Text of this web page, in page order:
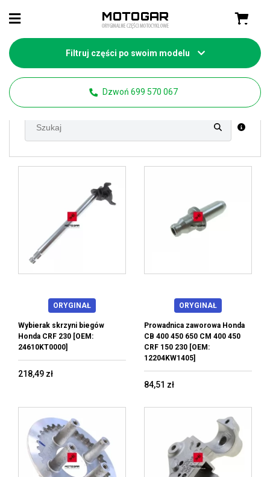
Filtruj części po swoim modelu
Dzwoń 699 570 067
Strona główna Części motocyklowe Honda
ORYGINAŁ
Wybierak skrzyni biegów
Honda CRF 230 [OEM:
24610KT0000]
218,49 zł
ORYGINAŁ
Prowadnica zaworowa Honda
CB 400 450 650 CM 400 450
CRF 150 230 [OEM:
12204KW1405]
84,51 zł